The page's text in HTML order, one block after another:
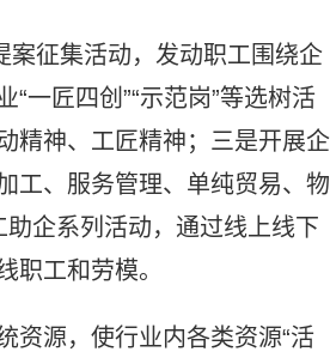
案征集活动，发动职工围绕企
一匠四创”“示范岗”等选树活
精神、工匠精神；三是开展企
工、服务管理、单纯贸易、物
企系列活动，通过线上线下
职工和劳模。
资源，使行业内各类资源“活